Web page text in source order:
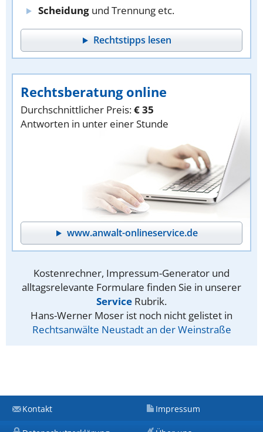
Scheidung und Trennung etc.
Rechtstipps lesen
Rechtsberatung online
Durchschnittlicher Preis:€ 35
Antworten in unter einer Stunde
www.anwalt-onlineservice.de
Kostenrechner, Impressum-Generator und
alltagsrelevante Formulare finden Sie in unserer
Service Rubrik.
Hans-Werner Moser ist noch nicht gelistet in
Rechtsanwälte Neustadt an der Weinstraße
Kontakt Impressum